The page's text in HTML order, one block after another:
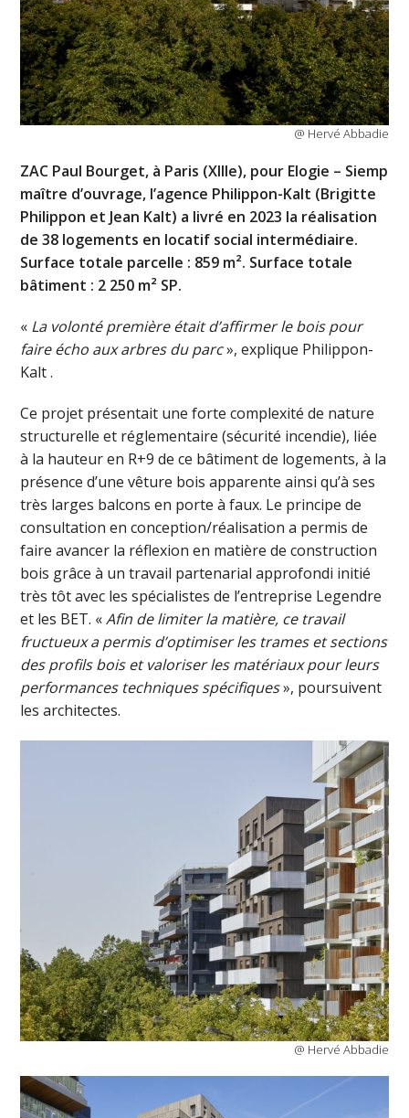
@ Hervé Abbadie
ZAC Paul Bourget, à Paris (XIIIe), pour Elogie – Siemp
maître d’ouvrage, l’agence Philippon-Kalt (Brigitte
Philippon et Jean Kalt) a livré en 2023 la réalisation
de 38 logements en locatif social intermédiaire.
Surface totale parcelle : 859 m². Surface totale
bâtiment : 2 250 m² SP.
« La volonté première était d’affirmer le bois pour
faire écho aux arbres du parc», explique Philippon-
Kalt .
Ce projet présentait une forte complexité de nature
structurelle et réglementaire (sécurité incendie), liée
à la hauteur en R+9 de ce bâtiment de logements, à la
présence d’une vêture bois apparente ainsi qu’à ses
très larges balcons en porte à faux. Le principe de
consultation en conception/réalisation a permis de
faire avancer la réflexion en matière de construction
bois grâce à un travail partenarial approfondi initié
très tôt avec les spécialistes de l’entreprise Legendre
et les BET. «Afin de limiter la matière, ce travail
fructueux a permis d’optimiser les trames et sections
des profils bois et valoriser les matériaux pour leurs
performances techniques spécifiques», poursuivent
les architectes.
@ Hervé Abbadie